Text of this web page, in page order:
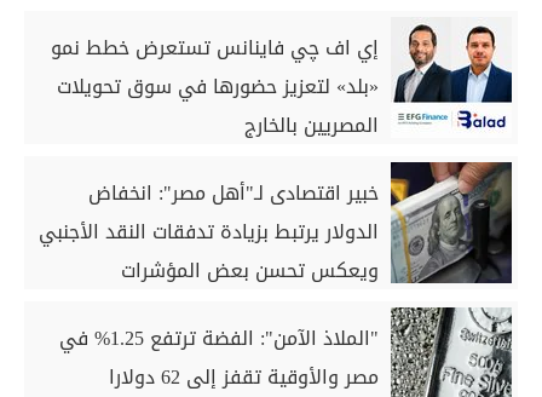
إي اف چي فاينانس تستعرض خطط نمو
«بلد» لتعزيز حضورها في سوق تحويلات
المصريين بالخارج
خبير اقتصادى لـ"أهل مصر": انخفاض
الدولار يرتبط بزيادة تدفقات النقد الأجنبي
ويعكس تحسن بعض المؤشرات
"الملاذ الآمن": الفضة ترتفع 1.25% في
مصر والأوقية تقفز إلى 62 دولارا